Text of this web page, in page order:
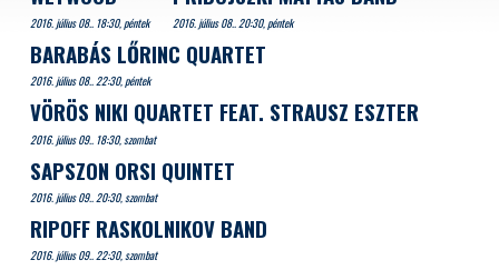
2016. július 08.. 18:30, péntek 2016. július 08.. 20:30, péntek
BARABÁS LŐRINC QUARTET
2016. július 08.. 22:30, péntek
VÖRÖS NIKI QUARTET FEAT. STRAUSZ ESZTER
2016. július 09.. 18:30, szombat
SAPSZON ORSI QUINTET
2016. július 09.. 20:30, szombat
RIPOFF RASKOLNIKOV BAND
2016. július 09.. 22:30, szombat